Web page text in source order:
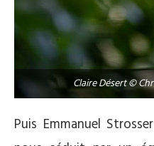
Claire Désert ©
Puis Emmanuel